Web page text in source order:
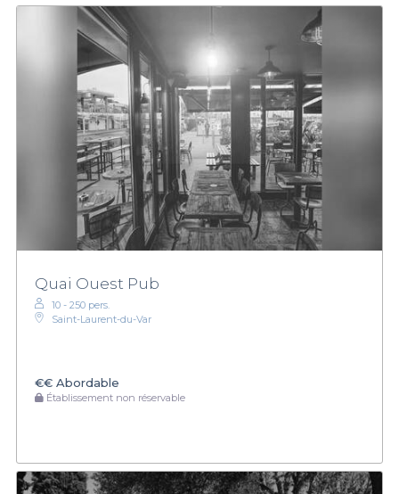
Quai Ouest Pub
10 - 250 pers.
Saint-Laurent-du-Var
€€ Abordable
Établissement non réservable